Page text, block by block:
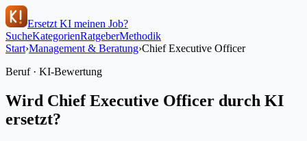
Ersetzt KI meinen Job?
SucheKategorienRatgeberMethodik
Start›Management & Beratung›Chief Executive Officer
Beruf · KI-Bewertung
Wird Chief Executive Officer durch KI
ersetzt?